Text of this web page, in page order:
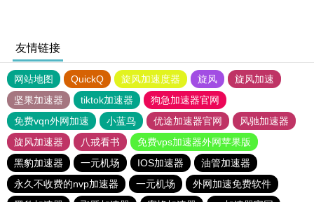
友情链接
网站地图 QuickQ 旋风加速度器 旋风
旋风加速
坚果加速器
tiktok加速器
狗急加速器官网
免费vqn外网加速
小蓝鸟 优途加速器官网
风驰加速器
旋风加速器
八戒看书
免费vps加速器外网苹果版
黑豹加速器
一元机场 IOS加速器
油管加速器
永久不收费的nvp加速器
一元机场
外网加速免费软件